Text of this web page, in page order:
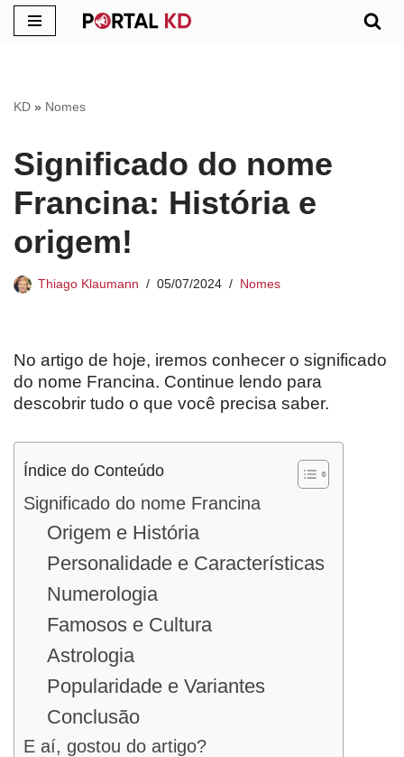
conteúdo
KD » Nomes
Significado do nome
Francina: História e
origem!
Thiago Klaumann 05/07/2024 Nomes
No artigo de hoje, iremos conhecer o significado
do nome Francina. Continue lendo para
descobrir tudo o que você precisa saber.
Índice do Conteúdo
Significado do nome Francina
Origem e História
Personalidade e Características
Numerologia
Famosos e Cultura
Astrologia
Popularidade e Variantes
Conclusão
E aí, gostou do artigo?